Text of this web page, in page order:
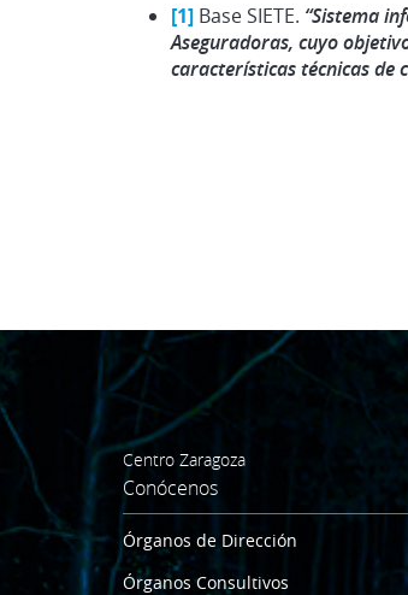
[1] Base SIETE. “Sistema
Aseguradoras, cuyo
características técnicas de
Centro Zaragoza
Conócenos
Órganos de Dirección
Órganos Consultivos